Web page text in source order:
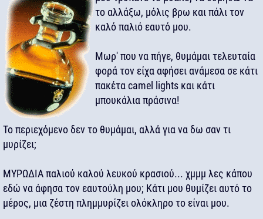
το αλλάξω, μόλις βρω και πάλι τον
καλό παλιό εαυτό μου.
Μωρ' που να πήγε, θυμάμαι τελευταία
φορά τον είχα αφήσει ανάμεσα σε κάτι
πακέτα camel lights και κάτι
μπουκάλια πράσινα!
Το περιεχόμενο δεν το θυμάμαι, αλλά για να δω σαν τι
μυρίζει;
ΜΥΡΩΔΙΑ παλιού καλού λευκού κρασιού... χμμμ λες κάπου
εδώ να άφησα τον εαυτούλη μου; Κάτι μου θυμίζει αυτό το
μέρος, μια ζέστη πλημμυρίζει ολόκληρο το είναι μου.